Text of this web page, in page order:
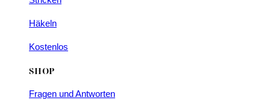
Häkeln
Kostenlos
SHOP
Fragen und Antworten